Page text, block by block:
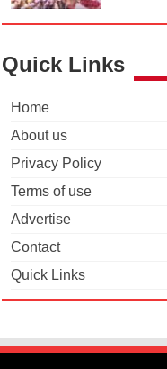
Quick Links
Home
About us
Privacy Policy
Terms of use
Advertise
Contact
Quick Links